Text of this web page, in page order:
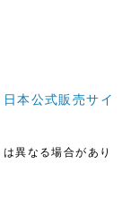
本公式販売サイ
異なる場合があり